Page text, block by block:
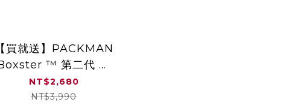
【買就送】PACKMAN
™ 第二代 模
組化疊高 城市推車
NT$2,680
NT$3,990